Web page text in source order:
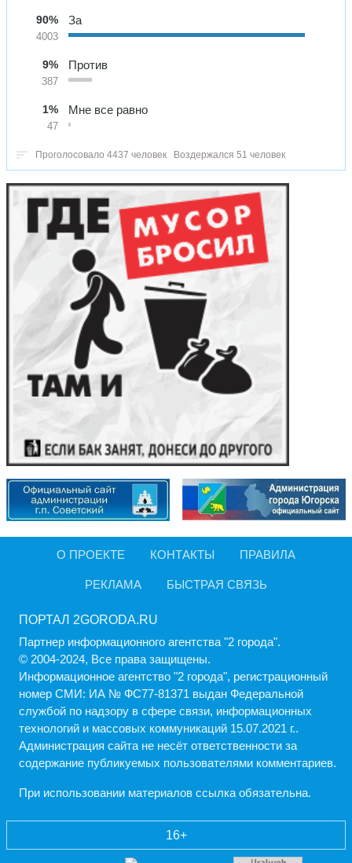
90%
4003
За
9%
387
Против
1%
47
Мне все равно
Проголосовало 4437 человек Воздержался 51 человек
О ПРОЕКТЕ КОНТАКТЫ ПРАВИЛА
РЕКЛАМА БЫСТРАЯ СВЯЗЬ
ПОРТАЛ 2GORODA.RU
Партнер информационного агентства "2 города".
© 2004-2024, Все права защищены.
Информационное агентство "2 города", регистрационный
номер СМИ: ИА № ФС77-81371 выдан Федеральной
службой по надзору в сфере связи, информационных
технологий и массовых коммуникаций 15.07.2021 г..
Администрация cайта не несёт ответственности за
содержание публикуемых пользователями комментариев.
При использовании материалов ссылка обязательна.
16+